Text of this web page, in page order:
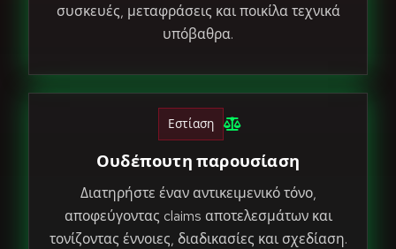
συσκευές, μεταφράσεις και ποικίλα τεχνικά
υπόβαθρα.
Εστίαση
Ουδέπουτη παρουσίαση
Διατηρήστε έναν αντικειμενικό τόνο,
αποφεύγοντας claims αποτελεσμάτων και
τονίζοντας έννοιες, διαδικασίες και σχεδίαση.